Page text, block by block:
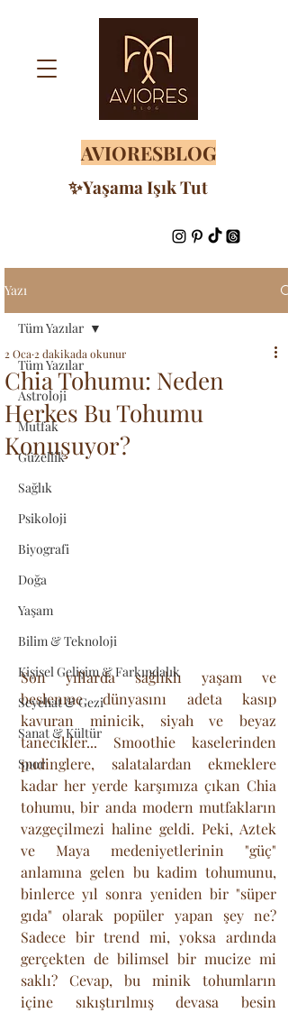
AVIORESBLOG
✨Yaşama Işık Tut
Yazı
Tüm Yazılar
Astroloji
Mutfak
Güzellik
Sağlık
Psikoloji
Biyografi
Doğa
Yaşam
Bilim & Teknoloji
Kişisel Gelişim & Farkındalık
Seyehat & Gezi
Sanat & Kültür
Spor
Tüm Yazılar
Chia Tohumu: Neden
Herkes Bu Tohumu
Konuşuyor?
2 Oca 2 dakikada okunur
Son yıllarda sağlıklı yaşam ve
beslenme dünyasını adeta kasıp
kavuran minicik, siyah ve beyaz
tanecikler... Smoothie kaselerinden
pudinglere, salatalardan ekmeklere
kadar her yerde karşımıza çıkan Chia
tohumu, bir anda modern mutfakların
vazgeçilmezi haline geldi. Peki, Aztek
ve Maya medeniyetlerinin "güç"
anlamına gelen bu kadim tohumunu,
binlerce yıl sonra yeniden bir "süper
gıda" olarak popüler yapan şey ne?
Sadece bir trend mi, yoksa ardında
gerçekten de bilimsel bir mucize mi
saklı? Cevap, bu minik tohumların
içine sıkıştırılmış devasa besin